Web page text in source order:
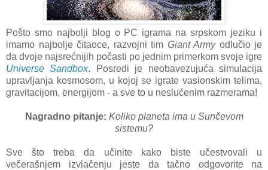
Pošto smo najbolji blog o PC igrama na srpskom jeziku i
imamo najbolje čitaoce, razvojni tim Giant Armyodlučio je
da dvoje najsrećnijih počasti po jednim primerkom svoje igre
Universe Sandbox. Posredi je neobavezujuća simulacija
upravljanja kosmosom, u kojoj se igrate vasionskim telima,
gravitacijom, energijom - a sve to u neslućenim razmerama!
Nagradno pitanje: Koliko planeta ima u Sunčevom
sistemu?
Sve što treba da učinite kako biste učestvovali u
večerašnjem izvlačenju jeste da tačno odgovorite na